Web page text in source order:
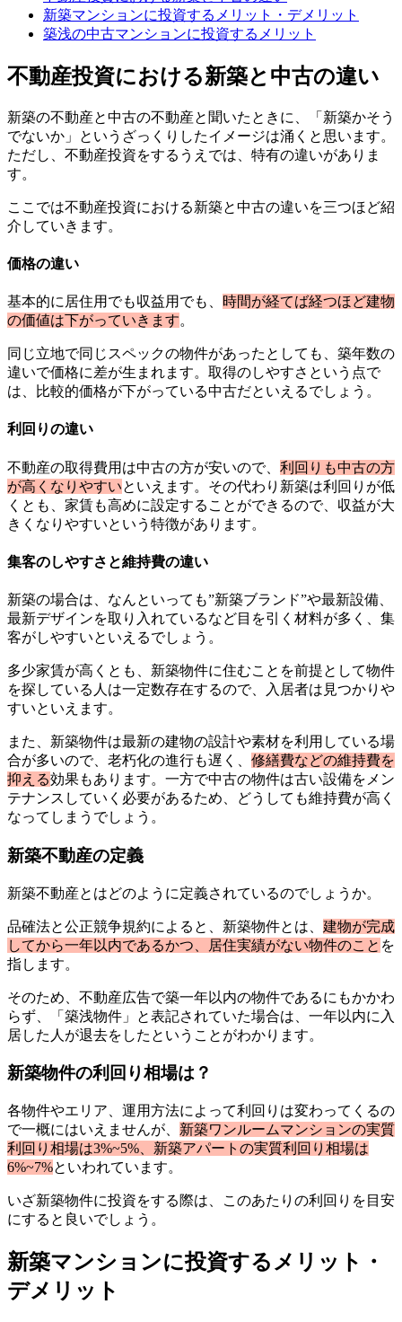
新築マンションに投資するメリット・デメリット
築浅の中古マンションに投資するメリット
不動産投資における新築と中古の違い
新築の不動産と中古の不動産と聞いたときに、「新築かそう
でないか」というざっくりしたイメージは涌くと思います。
ただし、不動産投資をするうえでは、特有の違いがありま
す。
ここでは不動産投資における新築と中古の違いを三つほど紹
介していきます。
価格の違い
基本的に居住用でも収益用でも、 時間が経てば経つほど建物
の価値は下がっていきます。
同じ立地で同じスペックの物件があったとしても、築年数の
違いで価格に差が生まれます。取得のしやすさという点で
は、比較的価格が下がっている中古だといえるでしょう。
利回りの違い
不動産の取得費用は中古の方が安いので、 利回りも中古の方
が高くなりやすいといえます。その代わり新築は利回りが低
くとも、家賃も高めに設定することができるので、収益が大
きくなりやすいという特徴があります。
集客のしやすさと維持費の違い
新築の場合は、なんといっても”新築ブランド”や最新設備、
最新デザインを取り入れているなど目を引く材料が多く、集
客がしやすいといえるでしょう。
多少家賃が高くとも、新築物件に住むことを前提として物件
を探している人は一定数存在するので、入居者は見つかりや
すいといえます。
また、新築物件は最新の建物の設計や素材を利用している場
合が多いので、老朽化の進行も遅く、 修繕費などの維持費を
抑える効果もあります。一方で中古の物件は古い設備をメン
テナンスしていく必要があるため、どうしても維持費が高く
なってしまうでしょう。
新築不動産の定義
新築不動産とはどのように定義されているのでしょうか。
品確法と公正競争規約によると、新築物件とは、 建物が完成
してから一年以内であるかつ、居住実績がない物件のこと を
指します。
そのため、不動産広告で築一年以内の物件であるにもかかわ
らず、「築浅物件」と表記されていた場合は、一年以内に入
居した人が退去をしたということがわかります。
新築物件の利回り相場は？
各物件やエリア、運用方法によって利回りは変わってくるの
で一概にはいえませんが、 新築ワンルームマンションの実質
利回り相場は3%~5%、新築アパートの実質利回り相場は
6%~7%といわれています。
いざ新築物件に投資をする際は、このあたりの利回りを目安
にすると良いでしょう。
新築マンションに投資するメリット・
デメリット